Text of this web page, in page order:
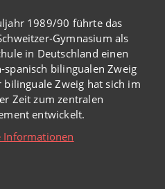
1989/90 führte das
Gymnasium als
in Deutschland einen
spanisch bilingualen Zweig
bilinguale Zweig hat sich im
Zeit zum zentralen
entwickelt.
Informationen